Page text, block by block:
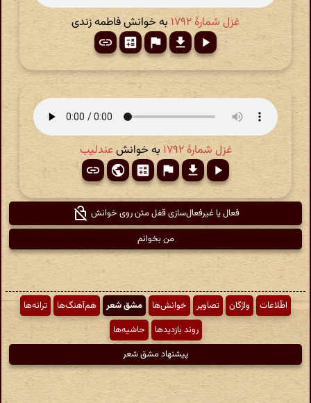
غزل شمارهٔ ۱۷۹۲ به خوانش فاطمه زندی
غزل شمارهٔ ۱۷۹۲ به خوانشعندلیب
فعال یا غیرفعال‌سازی قفل متن روی خوانش
من بخوانم
اطّلاعات واژگان تصاویر خوانش‌ها مشق شعر هم‌آهنگ‌ها
ترانه‌ها
روند بازدیدها
حاشیه‌ها
پیشنهاد مشق شعر